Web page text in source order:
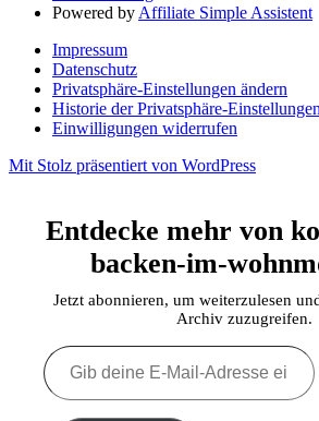
Powered by Affiliate Simple Assistent
Impressum
Datenschutz
Privatsphäre-Einstellungen ändern
Historie der Privatsphäre-Einstellungen
Einwilligungen widerrufen
Mit Stolz präsentiert von WordPress
Entdecke mehr von
backen-im-
Jetzt abonnieren, um weiterzulesen
Archiv zuzugreifen.
Gib
deine
E-